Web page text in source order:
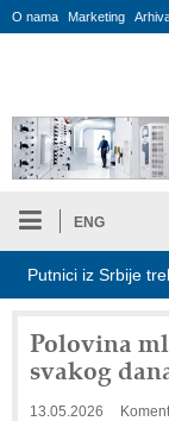
O nama Marketing
ENG
iz Srbije treba
Polovina
svakog
13.05.2026